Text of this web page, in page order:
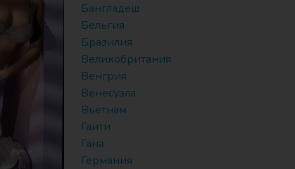
Бангладеш
Бельгия
Бразилия
Великобритания
Венгрия
Венесуэла
Вьетнам
Гаити
Гана
Германия